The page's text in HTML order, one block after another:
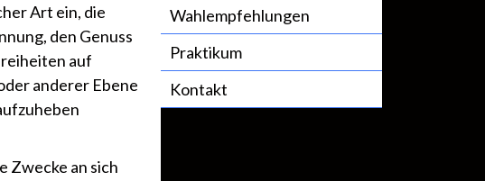
Art ein, die
den Genuss
auf
anderer Ebene
Zwecke an sich
Wahlempfehlungen
Praktikum
Kontakt